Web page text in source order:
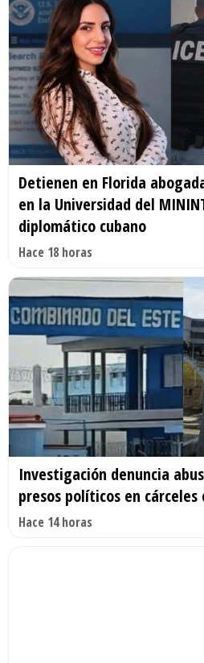
Detienen en Florida
en la Universidad del
diplomático cubano
Hace 18 horas
Investigación denuncia
presos políticos en cárceles
Hace 14 horas